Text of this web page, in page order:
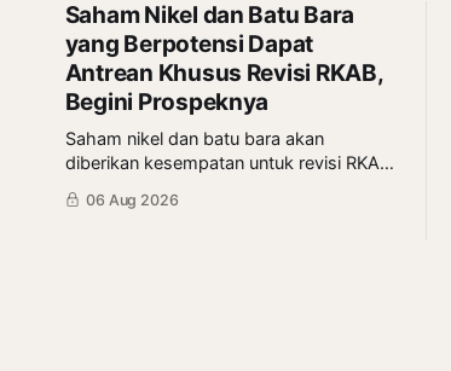
Saham Nikel dan Batu Bara
yang Berpotensi Dapat
Antrean Khusus Revisi RKAB,
Begini Prospeknya
Saham nikel dan batu bara akan
diberikan kesempatan untuk revisi RKAB,
tapi pihak yang dapat antrean khusus
adalah pemberi rasio royalti terbesar.
06 Aug 2026